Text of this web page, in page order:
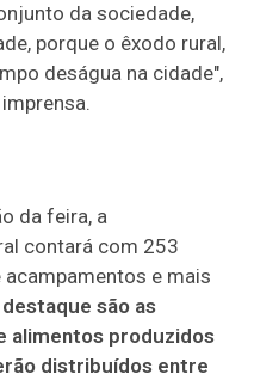
da sociedade,
porque o êxodo rural,
deságua na cidade",
da feira, a
contará com 253
e mais
são as
alimentos produzidos
distribuídos entre